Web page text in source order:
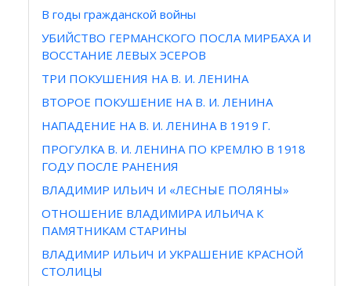
В годы гражданской войны
УБИЙСТВО ГЕРМАНСКОГО ПОСЛА МИРБАХА И
ВОССТАНИЕ ЛЕВЫХ ЭСЕРОВ
ТРИ ПОКУШЕНИЯ НА В. И. ЛЕНИНА
ВТОРОЕ ПОКУШЕНИЕ НА В. И. ЛЕНИНА
НАПАДЕНИЕ НА В. И. ЛЕНИНА В 1919 Г.
ПРОГУЛКА В. И. ЛЕНИНА ПО КРЕМЛЮ В 1918
ГОДУ ПОСЛЕ РАНЕНИЯ
ВЛАДИМИР ИЛЬИЧ И «ЛЕСНЫЕ ПОЛЯНЫ»
ОТНОШЕНИЕ ВЛАДИМИРА ИЛЬИЧА К
ПАМЯТНИКАМ СТАРИНЫ
ВЛАДИМИР ИЛЬИЧ И УКРАШЕНИЕ КРАСНОЙ
СТОЛИЦЫ